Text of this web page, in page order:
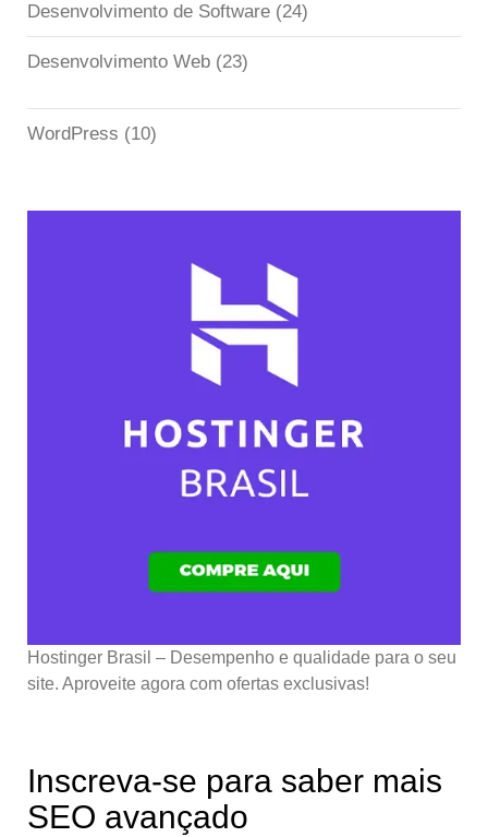
Desenvolvimento de Software (24)
Desenvolvimento Web (23)
WordPress (10)
Hostinger Brasil – Desempenho e qualidade para o seu
site. Aproveite agora com ofertas exclusivas!
Inscreva-se para saber mais
SEO avançado